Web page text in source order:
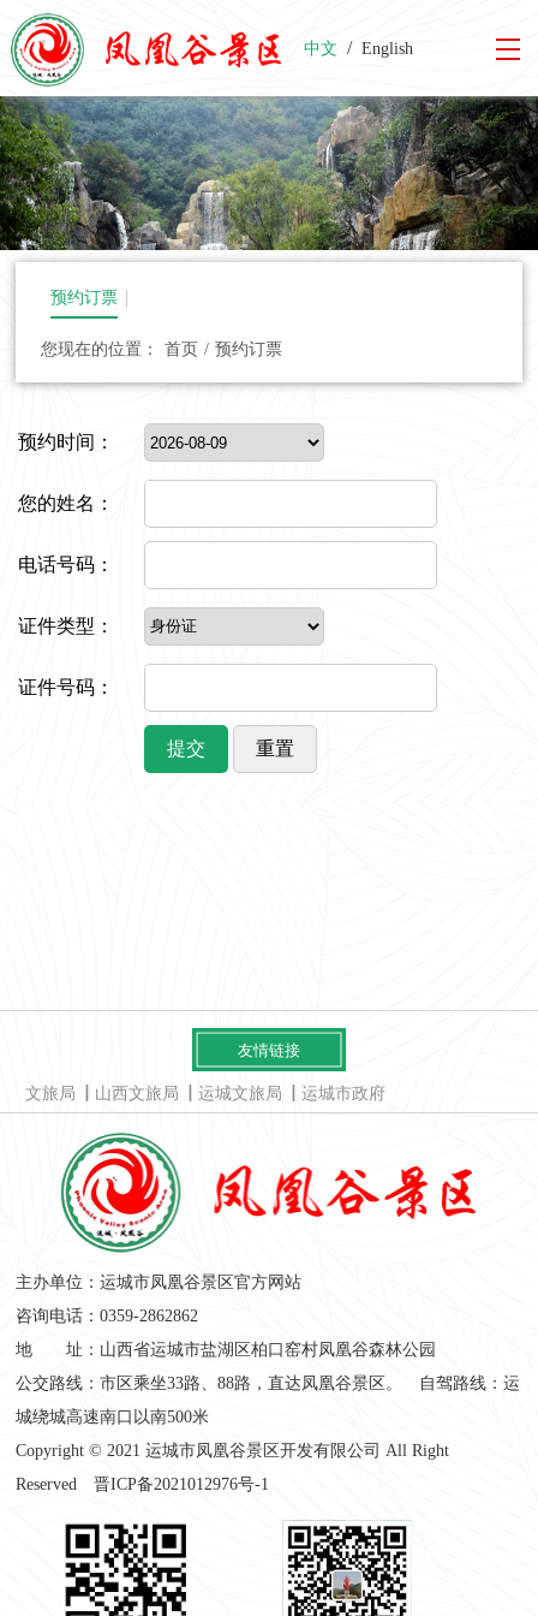
中文 / English
预约订票
您现在的位置： 首页 / 预约订票
预约时间：
您的姓名：
电话号码：
证件类型：
证件号码：
提交 重置
友情链接
文旅局 山西文旅局 运城文旅局 运城市政府
主办单位：运城市凤凰谷景区官方网站
咨询电话：0359-2862862
地 址：山西省运城市盐湖区柏口窑村凤凰谷森林公园
公交路线：市区乘坐33路、88路，直达凤凰谷景区。 自驾路线：运
城绕城高速南口以南500米
Copyright © 2021 运城市凤凰谷景区开发有限公司 All Right
Reserved晋ICP备2021012976号-1